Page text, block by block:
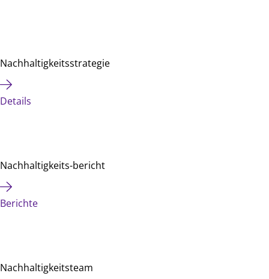
Nachhaltigkeits­strategie
Details
Nachhaltigkeits-bericht
Berichte
Nachhaltigkeits­team